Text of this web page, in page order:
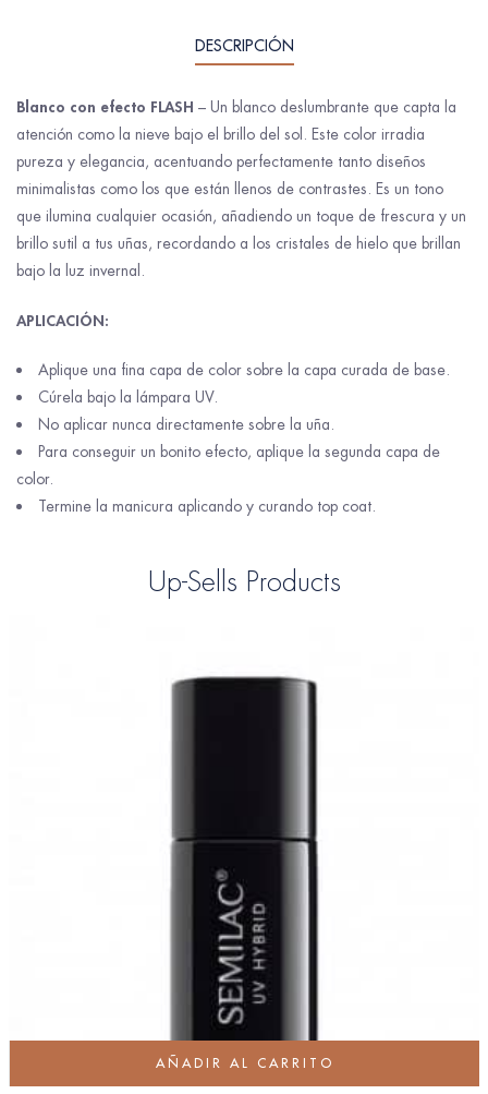
DESCRIPCIÓN
Blanco con efecto FLASH – Un blanco deslumbrante que capta la
atención como la nieve bajo el brillo del sol. Este color irradia
pureza y elegancia, acentuando perfectamente tanto diseños
minimalistas como los que están llenos de contrastes. Es un tono
que ilumina cualquier ocasión, añadiendo un toque de frescura y un
brillo sutil a tus uñas, recordando a los cristales de hielo que brillan
bajo la luz invernal.
APLICACIÓN:
Aplique una fina capa de color sobre la capa curada de base.
Cúrela bajo la lámpara UV.
No aplicar nunca directamente sobre la uña.
Para conseguir un bonito efecto, aplique la segunda capa de
color.
Termine la manicura aplicando y curando top coat.
Up-Sells Products
AÑADIR AL CARRITO